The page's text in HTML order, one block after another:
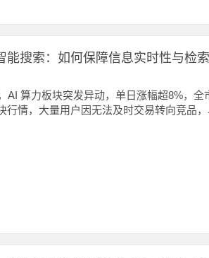
能搜索：如何保障信息实时性与检
AI 算力板块突发异动，单日涨幅超8%，
行情，大量用户因无法及时交易转向竞品